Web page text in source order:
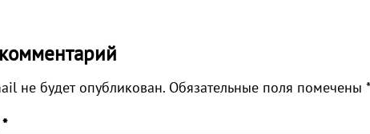
не будет опубликован. Обязательные поля помечены *
*